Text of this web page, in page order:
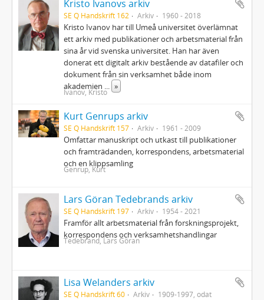
Kristo Ivanovs arkiv
SE Q Handskrift 162 Arkiv 1960 - 2018
Kristo Ivanov har till Umeå universitet överlämnat
ett arkiv med publikationer och arbetsmaterial från
sina år vid svenska universitet. Han har även
donerat ett digitalt arkiv bestående av datafiler och
dokument från sin verksamhet både inom
akademien ... »
Ivanov, Kristo
Kurt Genrups arkiv
SE Q Handskrift 157 Arkiv 1961 - 2009
Omfattar manuskript och utkast till publikationer
och framträdanden, korrespondens, arbetsmaterial
och en klippsamling
Genrup, Kurt
Lars Göran Tedebrands arkiv
SE Q Handskrift 197 Arkiv 1954 - 2021
Framför allt arbetsmaterial från forskningsprojekt,
korrespondens och verksamhetshandlingar
Tedebrand, Lars Göran
Lisa Welanders arkiv
SE Q Handskrift 60 Arkiv 1909-1997, odat